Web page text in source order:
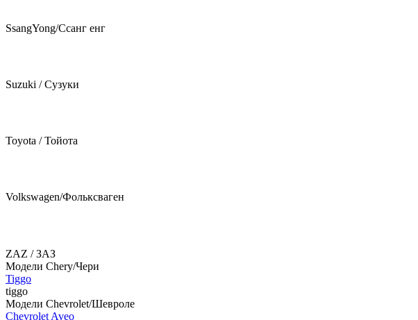
SsangYong/Ссанг енг
Suzuki / Сузуки
Toyota / Тойота
Volkswagen/Фольксваген
ZAZ / ЗАЗ
Модели Chery/Чери
Tiggo
tiggo
Модели Chevrolet/Шевроле
Chevrolet Aveo